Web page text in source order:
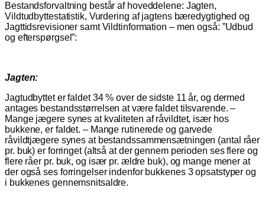
Bestandsforvaltning består af hoveddelene: Jagten,
Vildtudbyttestatistik, Vurdering af jagtens bæredygtighed og
Jagttidsrevisioner samt Vildtinformation – men også: ”Udbud
og efterspørgsel”:
Jagten:
Jagtudbyttet er faldet 34 % over de sidste 11 år, og dermed
antages bestandsstørrelsen at være faldet tilsvarende. –
Mange jægere synes at kvaliteten af råvildtet, især hos
bukkene, er faldet. – Mange rutinerede og garvede
råvildtjægere synes at bestandssammensætningen (antal råer
pr. buk) er forringet (altså at der gennem perioden ses flere og
flere råer pr. buk, og især pr. ældre buk), og mange mener at
der også ses forringelser indenfor bukkenes 3 opsatstyper og
i bukkenes gennemsnitsaldre.